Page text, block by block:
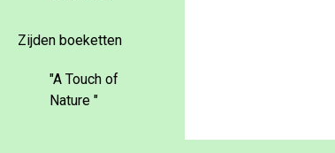
Zijden boeketten
"A Touch of
Nature "